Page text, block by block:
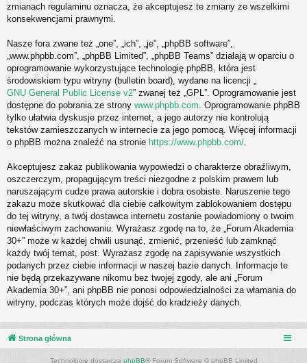
zmianach regulaminu oznacza, że akceptujesz te zmiany ze wszelkimi
konsekwencjami prawnymi.
Nasze fora zwane też „one”, „ich”, „je”, „phpBB software”,
„www.phpbb.com”, „phpBB Limited”, „phpBB Teams” działają w oparciu o
oprogramowanie wykorzystujące technologię phpBB, która jest
środowiskiem typu witryny (bulletin board), wydane na licencji „
GNU General Public License v2” zwanej też „GPL”. Oprogramowanie jest
dostępne do pobrania ze strony www.phpbb.com . Oprogramowanie phpBB
tylko ułatwia dyskusje przez internet, a jego autorzy nie kontrolują
tekstów zamieszczanych w internecie za jego pomocą. Więcej informacji
o phpBB można znaleźć na stronie https://www.phpbb.com/
Akceptujesz zakaz publikowania wypowiedzi o charakterze obraźliwym,
oszczerczym, propagującym treści niezgodne z polskim prawem lub
naruszającym cudze prawa autorskie i dobra osobiste. Naruszenie tego
zakazu może skutkować dla ciebie całkowitym zablokowaniem dostępu
do tej witryny, a twój dostawca internetu zostanie powiadomiony o twoim
niewłaściwym zachowaniu. Wyrażasz zgodę na to, że „Forum Akademia
30+” może w każdej chwili usunąć, zmienić, przenieść lub zamknąć
każdy twój temat, post. Wyrażasz zgodę na zapisywanie wszystkich
podanych przez ciebie informacji w naszej bazie danych. Informacje te
nie będą przekazywane nikomu bez twojej zgody, ale ani „Forum
Akademia 30+”, ani phpBB nie ponosi odpowiedzialności za włamania do
witryny, podczas których może dojść do kradzieży danych.
Strona główna
Technologię dostarcza phpBB® Forum Software © phpBB Limited